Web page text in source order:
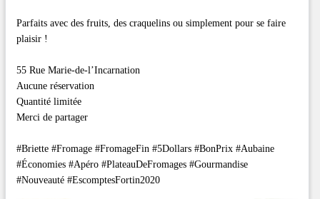
Parfaits avec des fruits, des craquelins ou simplement pour se faire
plaisir !
55 Rue Marie-de-l’Incarnation
Aucune réservation
Quantité limitée
Merci de partager
#Briette #Fromage #FromageFin #5Dollars #BonPrix #Aubaine
#Économies #Apéro #PlateauDeFromages #Gourmandise
#Nouveauté #EscomptesFortin2020